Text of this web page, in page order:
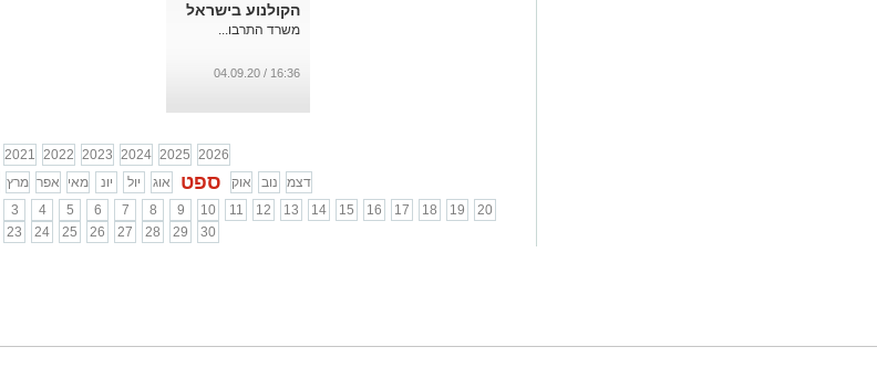
הקולנוע בישראל
משרד התרבו...
16:36 / 04.09.20
2021 2022 2023 2024 2025 2026
מרץ אפר מאי יונ יול אוג ספט אוק נוב
דצמ
3 4 5 6 7 8 9 10 11 12 13 14 15 16 17 18 19
20
23 24 25 26 27 28 29 30